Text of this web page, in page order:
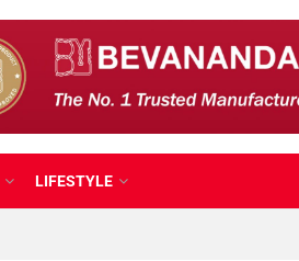
LIFESTYLE